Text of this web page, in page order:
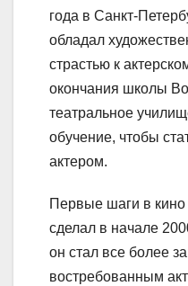
года в Санкт-
обладал
страстью к
окончания школы
театральное
обучение, чтобы
актером.
Первые шаги в
сделал в начале
он стал все более
востребованным